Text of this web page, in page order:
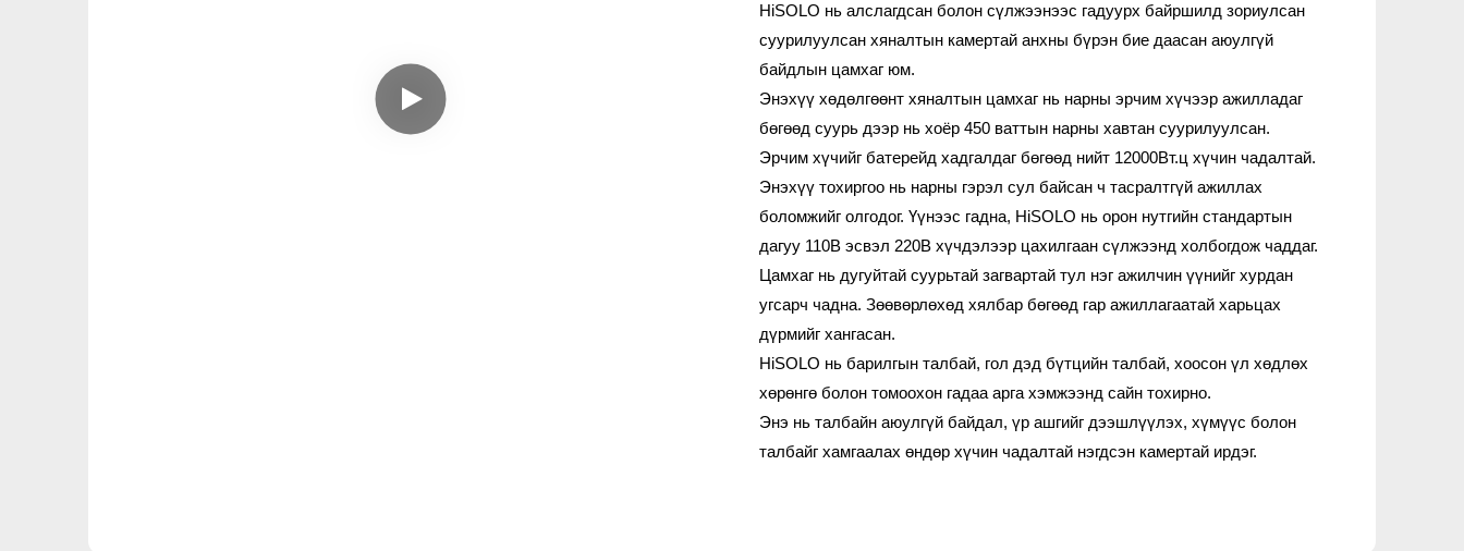
HiSOLO нь алслагдсан болон сүлжээнээс гадуурх байршилд зориулсан
суурилуулсан хяналтын камертай анхны бүрэн бие даасан аюулгүй
байдлын цамхаг юм.
Энэхүү хөдөлгөөнт хяналтын цамхаг нь нарны эрчим хүчээр ажилладаг
бөгөөд суурь дээр нь хоёр 450 ваттын нарны хавтан суурилуулсан.
Эрчим хүчийг батерейд хадгалдаг бөгөөд нийт 12000Вт.ц хүчин чадалтай.
Энэхүү тохиргоо нь нарны гэрэл сул байсан ч тасралтгүй ажиллах
боломжийг олгодог. Үүнээс гадна, HiSOLO нь орон нутгийн стандартын
дагуу 110В эсвэл 220В хүчдэлээр цахилгаан сүлжээнд холбогдож чаддаг.
Цамхаг нь дугуйтай суурьтай загвартай тул нэг ажилчин үүнийг хурдан
угсарч чадна. Зөөвөрлөхөд хялбар бөгөөд гар ажиллагаатай харьцах
дүрмийг хангасан.
HiSOLO нь барилгын талбай, гол дэд бүтцийн талбай, хоосон үл хөдлөх
хөрөнгө болон томоохон гадаа арга хэмжээнд сайн тохирно.
Энэ нь талбайн аюулгүй байдал, үр ашгийг дээшлүүлэх, хүмүүс болон
талбайг хамгаалах өндөр хүчин чадалтай нэгдсэн камертай ирдэг.